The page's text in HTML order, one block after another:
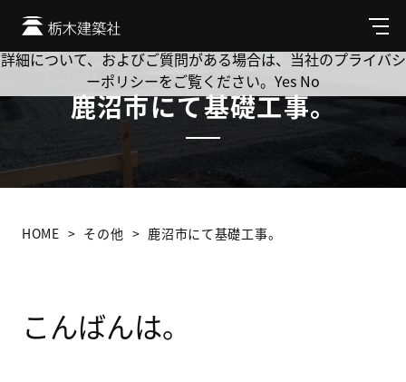
メ
ニ
ュ
鹿沼市にて基礎工事。
HOME その他 鹿沼市にて基礎工事。
こんばんは。
Cookie を使用して、お客様の活動を追跡してもよろしいです
か? 当社ではお客様のプライバシーを極めて重視しています。
詳細について、およびご質問がある場合は、当社のプライバシ
ーポリシーをご覧ください。 Yes No